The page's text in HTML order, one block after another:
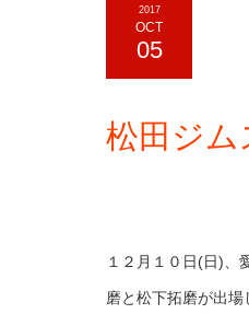
2017
OCT
05
松田ジム
１２月１０日(日)、
磨と松下拓磨が出場